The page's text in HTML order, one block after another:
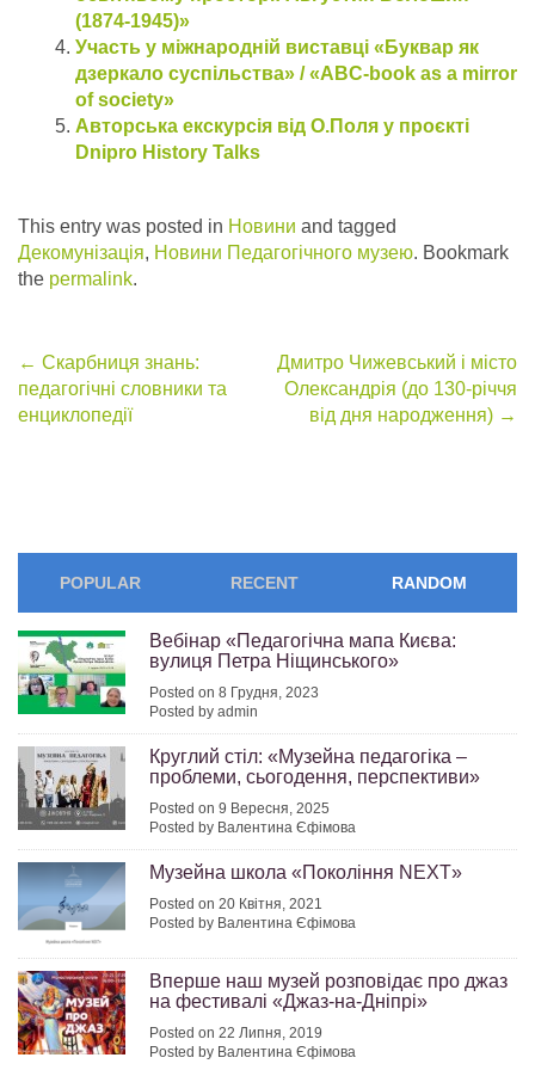
(1874-1945)»
Участь у міжнародній виставці «Буквар як
дзеркало суспільства» / «ABC-book as a mirror
of society»
Авторська екскурсія від О.Поля у проєкті
Dnipro History Talks
This entry was posted in Новини and tagged
Декомунізація, Новини Педагогічного музею. Bookmark
the permalink.
Post
navigation
← Скарбниця знань:
педагогічні словники та
енциклопедії
Дмитро Чижевський і місто
Олександрія (до 130-річчя
від дня народження) →
POPULAR RECENT RANDOM
Вебінар «Педагогічна мапа Києва:
вулиця Петра Ніщинського»
Posted on 8 Грудня, 2023
Posted by admin
Круглий стіл: «Музейна педагогіка –
проблеми, сьогодення, перспективи»
Posted on 9 Вересня, 2025
Posted by Валентина Єфімова
Музейна школа «Покоління NEXT»
Posted on 20 Квітня, 2021
Posted by Валентина Єфімова
Вперше наш музей розповідає про джаз
на фестивалі «Джаз-на-Дніпрі»
Posted on 22 Липня, 2019
Posted by Валентина Єфімова